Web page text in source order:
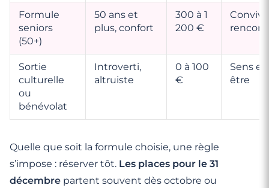
Formule
seniors
(50+)
50 ans et
plus, confort
300 à 1
200 €
Sortie
culturelle
ou
bénévolat
Introverti,
altruiste
0 à 100
€
Sens
être
Quelle que soit la formule choisie, une règle
s’impose : réserver tôt. Les places pour le 31
décembre partent souvent dès octobre ou